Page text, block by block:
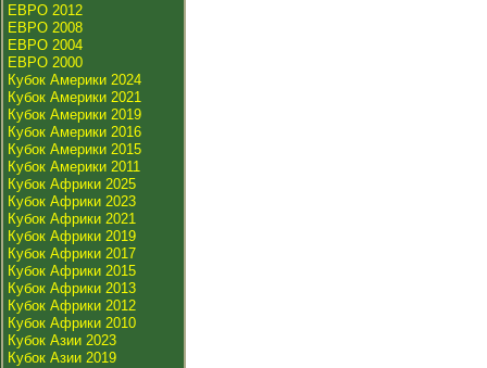
ЕВРО 2012
ЕВРО 2008
ЕВРО 2004
ЕВРО 2000
Кубок Америки 2024
Кубок Америки 2021
Кубок Америки 2019
Кубок Америки 2016
Кубок Америки 2015
Кубок Америки 2011
Кубок Африки 2025
Кубок Африки 2023
Кубок Африки 2021
Кубок Африки 2019
Кубок Африки 2017
Кубок Африки 2015
Кубок Африки 2013
Кубок Африки 2012
Кубок Африки 2010
Кубок Азии 2023
Кубок Азии 2019